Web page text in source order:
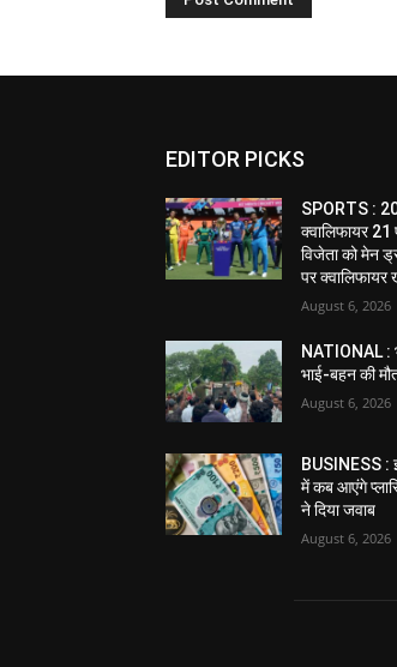
EDITOR PICKS
SPORTS :
क्वालिफायर 21
विजेता को मेन
पर
August 6, 2026
NATIONAL :
भाई-बहन की
August 6, 2026
BUSINESS :
में कब आएंगे
ने दिया जवाब
August 6, 2026